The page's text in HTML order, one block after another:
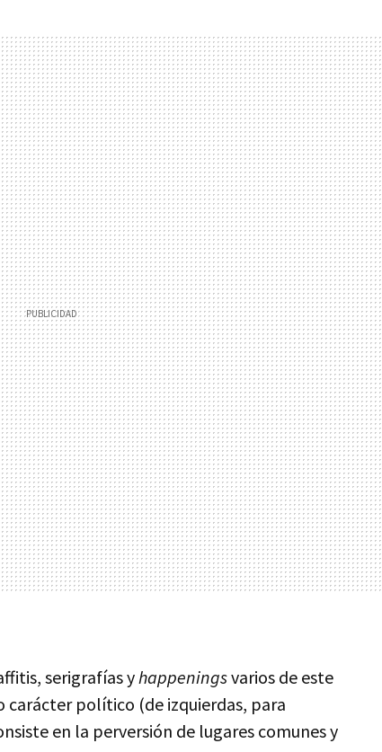
serigrafías yhappeningsvarios de este
político (de izquierdas, para
en la perversión de lugares comunes y